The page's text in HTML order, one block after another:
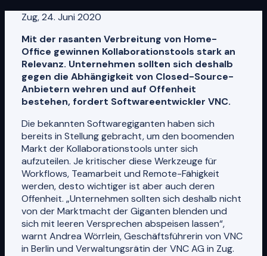
Zug, 24. Juni 2020
Mit der rasanten Verbreitung von Home-
Office gewinnen Kollaborationstools stark an
Relevanz. Unternehmen sollten sich deshalb
gegen die Abhängigkeit von Closed-Source-
Anbietern wehren und auf Offenheit
bestehen, fordert Softwareentwickler VNC.
Die bekannten Softwaregiganten haben sich
bereits in Stellung gebracht, um den boomenden
Markt der Kollaborationstools unter sich
aufzuteilen. Je kritischer diese Werkzeuge für
Workflows, Teamarbeit und Remote-Fähigkeit
werden, desto wichtiger ist aber auch deren
Offenheit. „Unternehmen sollten sich deshalb nicht
von der Marktmacht der Giganten blenden und
sich mit leeren Versprechen abspeisen lassen“,
warnt Andrea Wörrlein, Geschäftsführerin von VNC
in Berlin und Verwaltungsrätin der VNC AG in Zug.